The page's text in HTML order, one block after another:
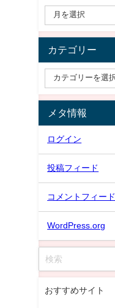
カテゴリー
メタ情報
ログイン
投稿フィード
コメントフィード
WordPress.org
おすすめサイト